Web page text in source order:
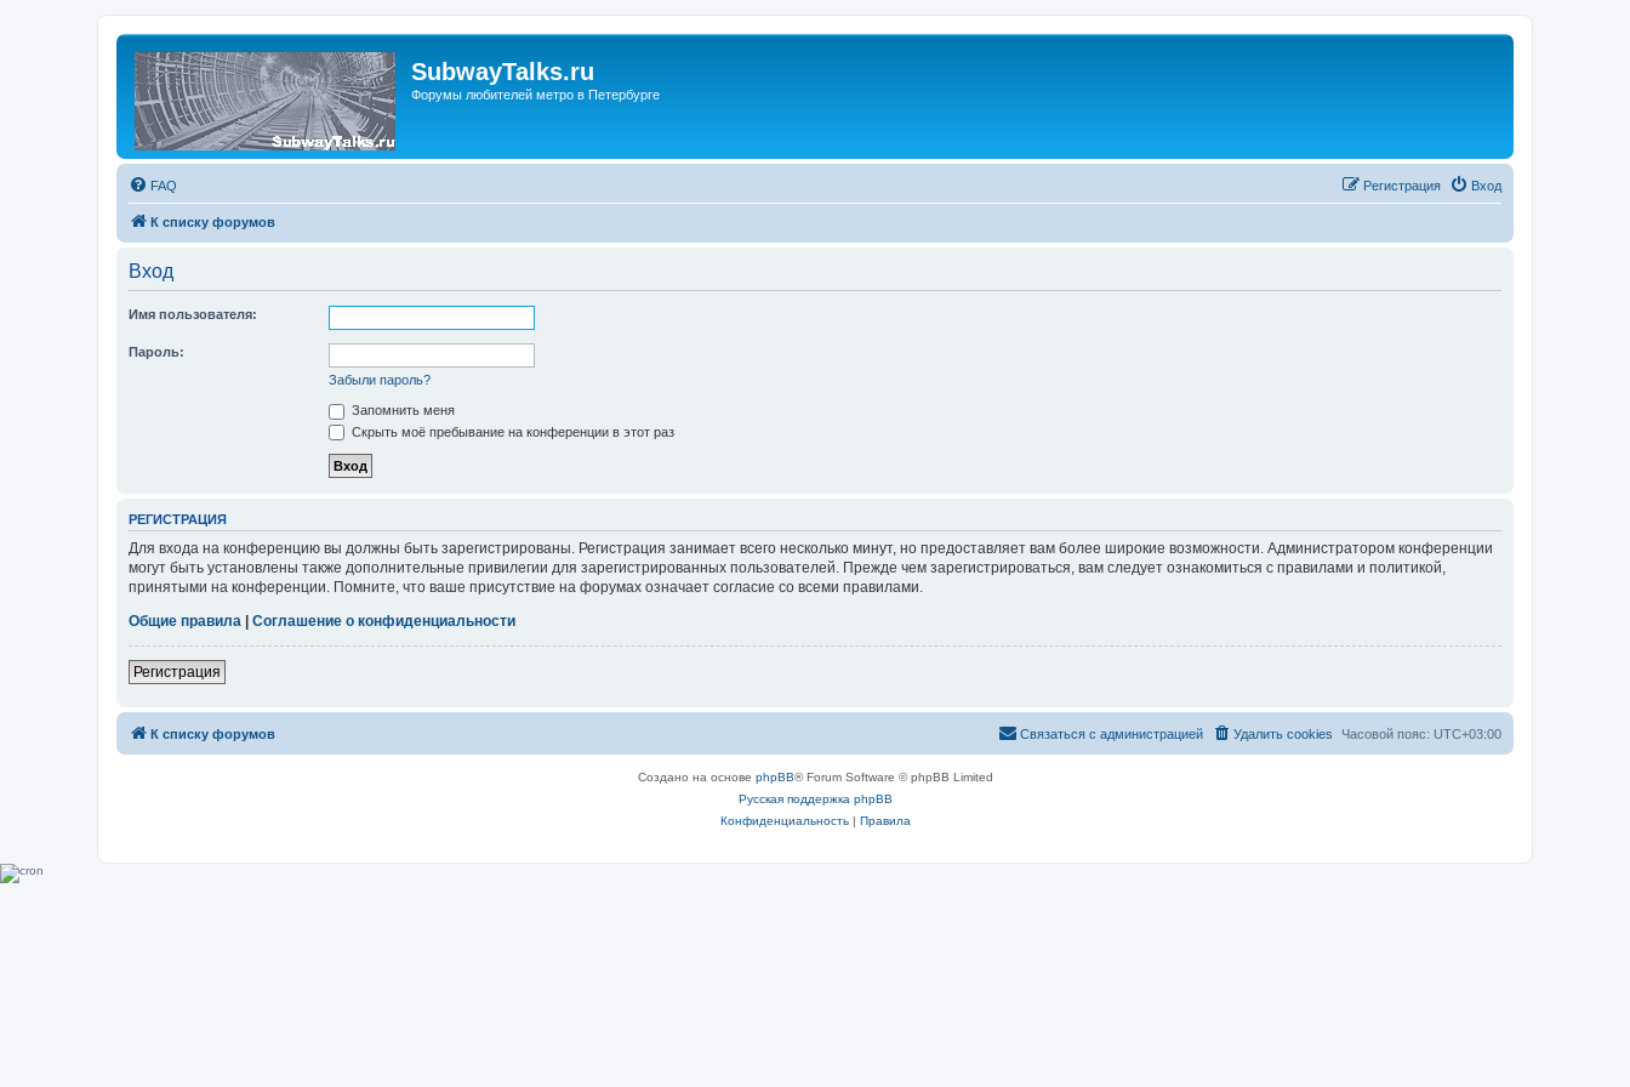
SubwayTalks.ru
Форумы любителей метро в Петербурге
FAQ Вход
Регистрация
К списку форумов
Вход
Имя пользователя:
Пароль:
Забыли пароль?
Запомнить меня
Скрыть моё пребывание на конференции в этот раз
РЕГИСТРАЦИЯ
Для входа на конференцию вы должны быть зарегистрированы. Регистрация занимает всего несколько минут, но предоставляет вам более широкие возможности. Администратором конференции
могут быть установлены также дополнительные привилегии для зарегистрированных пользователей. Прежде чем зарегистрироваться, вам следует ознакомиться с правилами и политикой,
принятыми на конференции. Помните, что ваше присутствие на форумах означает согласие со всеми правилами.
Общие правила | Соглашение о конфиденциальности
Регистрация
К списку форумов Часовой пояс: UTC+03:00
Удалить cookies
Связаться с администрацией
Создано на основе phpBB® Forum Software © phpBB Limited
Русская поддержка phpBB
Конфиденциальность| Правила